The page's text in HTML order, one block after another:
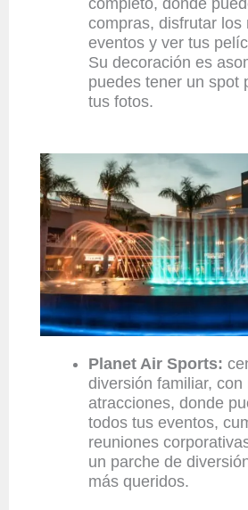
compras, disfrutar los
eventos y ver tus
Su decoración es
puedes tener un spot
tus fotos.
Planet Air Sports:
diversión familiar, con
atracciones, donde
todos tus eventos,
reuniones
un parche de
más queridos.